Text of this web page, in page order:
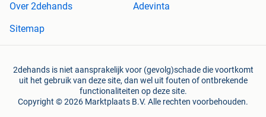
Over 2dehands
Adevinta
Sitemap
2dehands is niet aansprakelijk voor (gevolg)schade die voortkomt
uit het gebruik van deze site, dan wel uit fouten of ontbrekende
functionaliteiten op deze site.
Copyright © 2026 Marktplaats B.V. Alle rechten voorbehouden.